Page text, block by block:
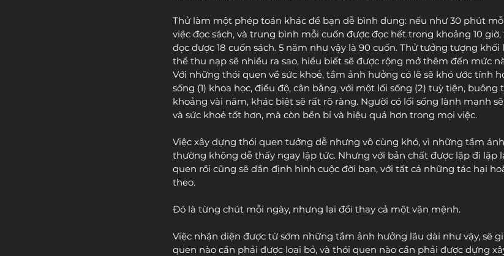
Thử làm một phép toán khác để bạn dễ bình dung: nếu như 30 phút
việc đọc sách, và trung bình mỗi cuốn được đọc hết trong khoảng 10
đọc được 18 cuốn sách. 5 năm như vậy là 90 cuốn. Thử tưởng tượng
thể thu nạp sẽ nhiều ra sao, hiểu biết sẽ được rộng mở thêm đến mức
Với những thói quen về sức khoẻ, tầm ảnh hưởng có lẽ sẽ khó ước tính
sống (1) khoa học, điều độ, cân bằng, với một lối sống (2) tuỳ tiện, buông
khoảng vài năm, khác biệt sẽ rất rõ ràng. Người có lối sống lành mạnh
và sức khoẻ tốt hơn, mà còn bền bỉ và hiệu quả hơn trong mọi việc.
Việc xây dựng thói quen tưởng dễ nhưng vô cùng khó, vì những tầm
thường không dễ thấy ngay lập tức. Nhưng với bản chất được lặp đi lặp
quen rồi cũng sẽ dần định hình cuộc đời bạn, với tất cả những tác hại
theo.
Đó là từng chút mỗi ngày, nhưng lại đổi thay cả một vận mệnh.
Việc nhận diện được từ sớm những tầm ảnh hưởng lâu dài như vậy, sẽ
quen nào cần phải được loại bỏ, và thói quen nào cần phải được dựng